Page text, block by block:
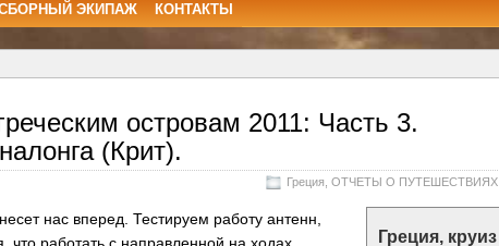
ЭКИПАЖ КОНТАКТЫ
островам 2011: Часть 3.
(Крит).
Греция ОТЧЕТЫ О ПУТЕШЕСТВИЯХ
Греция, круиз
нас вперед. Тестируем работу антенн,